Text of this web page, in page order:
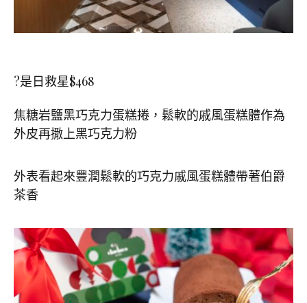
?是日救星$468
焦糖岩鹽黑巧克力蛋糕捲，鬆軟的戚風蛋糕體作為
外皮再撒上黑巧克力粉
外表看起來豐潤鬆軟的巧克力戚風蛋糕體帶著伯爵
茶香